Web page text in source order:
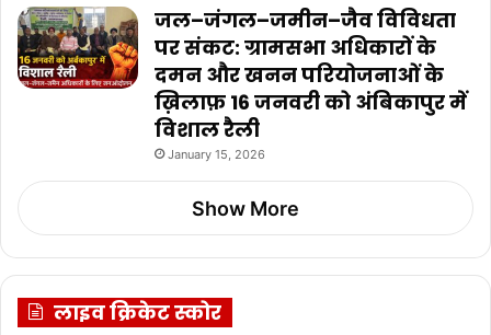
जल–जंगल–जमीन–जैव विविधता
पर संकट: ग्रामसभा अधिकारों के
दमन और खनन परियोजनाओं के
ख़िलाफ़ 16 जनवरी को अंबिकापुर में
विशाल रैली
January 15, 2026
Show More
लाइव क्रिकेट स्कोर